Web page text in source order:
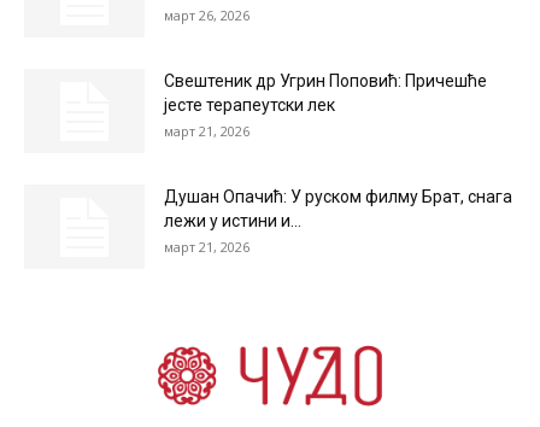
март 26, 2026
Свештеник др Угрин Поповић: Причешће
јесте терапеутски лек
март 21, 2026
Душан Опачић: У руском филму Брат, снага
лежи у истини и...
март 21, 2026